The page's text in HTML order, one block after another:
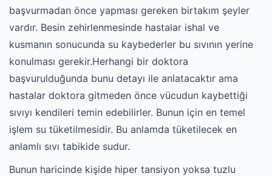
başvurmadan önce yapması gereken birtakım şeyler
vardır. Besin zehirlenmesinde hastalar ishal ve
kusmanın sonucunda su kaybederler bu sıvının yerine
konulması gerekir.Herhangi bir doktora
başvurulduğunda bunu detayı ile anlatacaktır ama
hastalar doktora gitmeden önce vücudun kaybettiği
sıvıyı kendileri temin edebilirler. Bunun için en temel
işlem su tüketilmesidir. Bu anlamda tüketilecek en
anlamlı sıvı tabikide sudur.
Bunun haricinde kişide hiper tansiyon yoksa tuzlu